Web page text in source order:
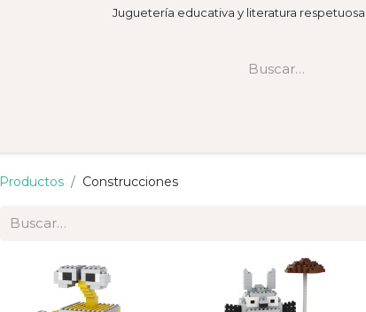
Juguetería educativa y literatura respetuosa
Productos Construcciones